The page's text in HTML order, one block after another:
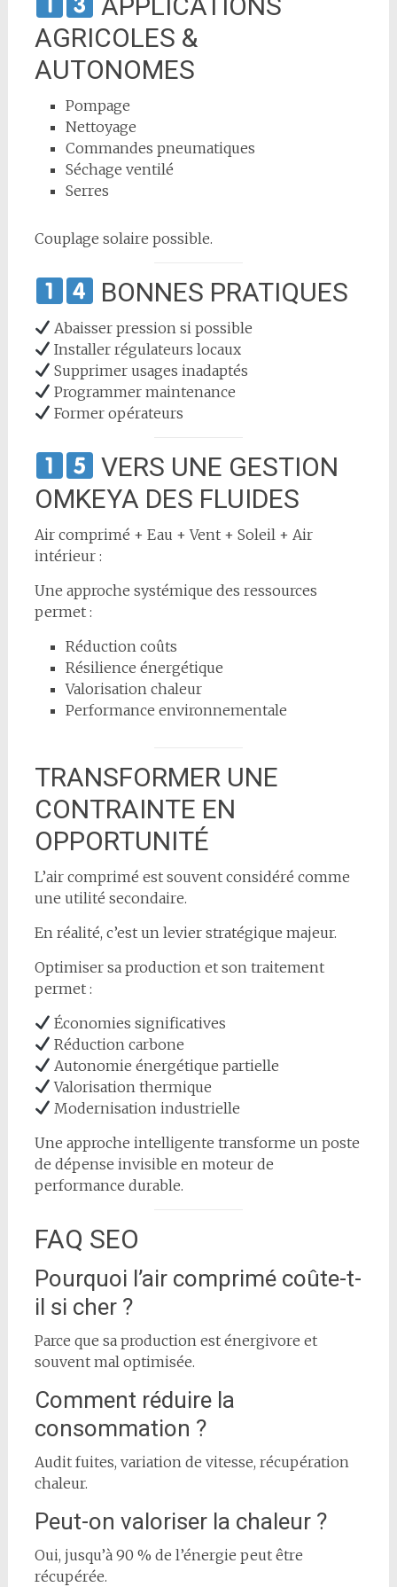
AGRICOLES &
AUTONOMES
Pompage
Nettoyage
Commandes pneumatiques
Séchage ventilé
Serres
Couplage solaire possible.
BONNES PRATIQUES
Abaisser pression si possible
Installer régulateurs locaux
Supprimer usages inadaptés
Programmer maintenance
Former opérateurs
VERS UNE GESTION
OMKEYA DES FLUIDES
Air comprimé + Eau + Vent + Soleil + Air
intérieur :
Une approche systémique des ressources
permet :
Réduction coûts
Résilience énergétique
Valorisation chaleur
Performance environnementale
TRANSFORMER UNE
CONTRAINTE EN
OPPORTUNITÉ
L’air comprimé est souvent considéré comme
une utilité secondaire.
En réalité, c’est un levier stratégique majeur.
Optimiser sa production et son traitement
permet :
Économies significatives
Réduction carbone
Autonomie énergétique partielle
Valorisation thermique
Modernisation industrielle
Une approche intelligente transforme un poste
de dépense invisible en moteur de
performance durable.
FAQ SEO
Pourquoi l’air comprimé coûte-t-
il si cher ?
Parce que sa production est énergivore et
souvent mal optimisée.
Comment réduire la
consommation ?
Audit fuites, variation de vitesse, récupération
chaleur.
Peut-on valoriser la chaleur ?
Oui, jusqu’à 90 % de l’énergie peut être
récupérée.